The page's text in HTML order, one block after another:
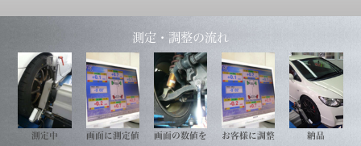
測定・調整の流れ
測定中
画面に測定値
画面の数値を
お客様に調整
納品